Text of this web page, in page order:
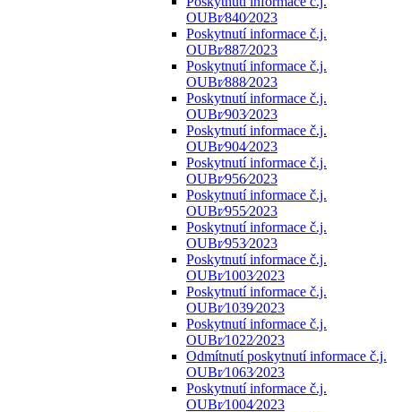
OUBr⁄840⁄2023
Poskytnutí informace č.j.
OUBr⁄887⁄2023
Poskytnutí informace č.j.
OUBr⁄888⁄2023
Poskytnutí informace č.j.
OUBr⁄903⁄2023
Poskytnutí informace č.j.
OUBr⁄904⁄2023
Poskytnutí informace č.j.
OUBr⁄956⁄2023
Poskytnutí informace č.j.
OUBr⁄955⁄2023
Poskytnutí informace č.j.
OUBr⁄953⁄2023
Poskytnutí informace č.j.
OUBr⁄1003⁄2023
Poskytnutí informace č.j.
OUBr⁄1039⁄2023
Poskytnutí informace č.j.
OUBr⁄1022⁄2023
Odmítnutí poskytnutí informace č.j.
OUBr⁄1063⁄2023
Poskytnutí informace č.j.
OUBr⁄1004⁄2023